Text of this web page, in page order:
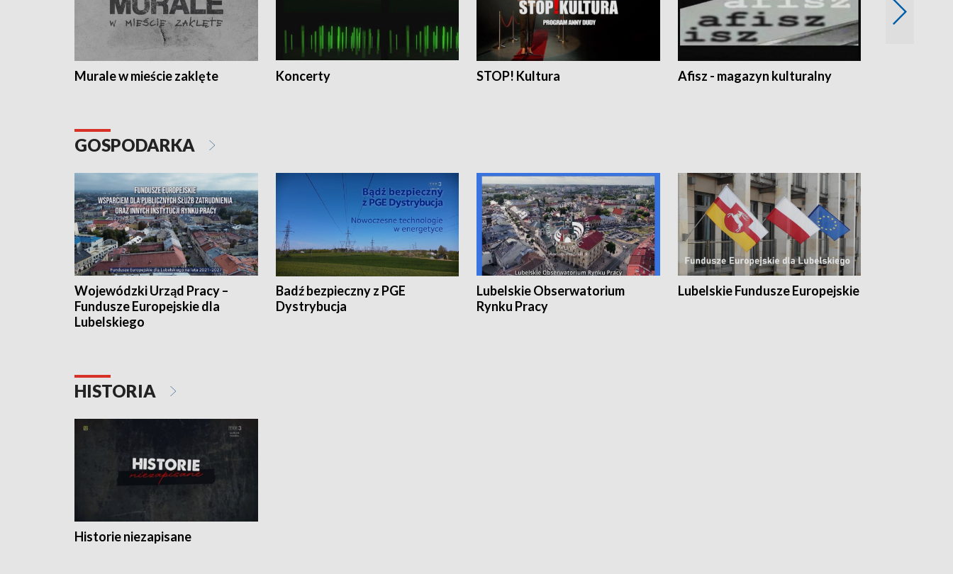
Murale w mieście zaklęte Koncerty STOP! Kultura Afisz - magazyn kulturalny
GOSPODARKA
Wojewódzki Urząd Pracy –
Fundusze Europejskie dla
Lubelskiego
Badź bezpieczny z PGE
Dystrybucja
Lubelskie Obserwatorium
Rynku Pracy
Lubelskie Fundusze Europejskie
HISTORIA
Historie niezapisane